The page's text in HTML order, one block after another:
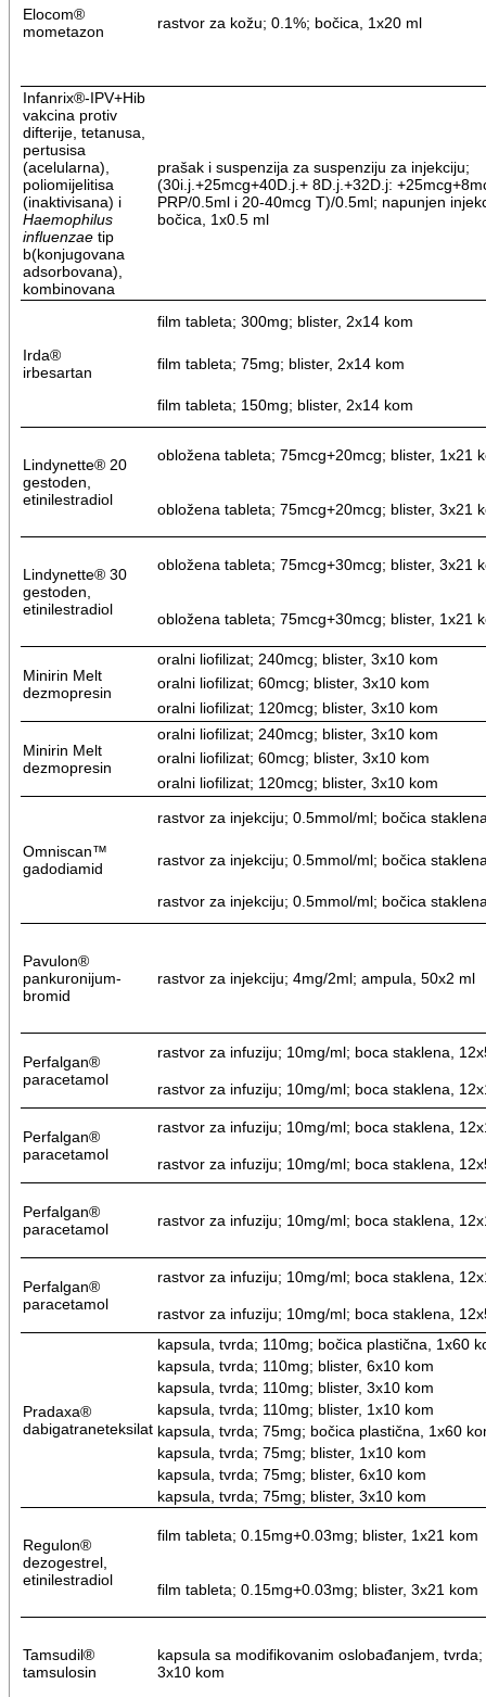
Elocom®
mometazon
rastvor za kožu; 0.1%; bočica, 1x20 ml
Infanrix®-IPV+Hib
vakcina protiv
difterije, tetanusa,
pertusisa
(acelularna),
poliomijelitisa
(inaktivisana) i
Haemophilus
influenzaetip
b(konjugovana
adsorbovana),
kombinovana
prašak i suspenzija za suspenziju za injekciju;
(30i.j.+25mcg+40D.j.+ 8D.j.+32D.j:
PRP/0.5ml i 20-40mcg T)/0.5ml; napunjen
bočica, 1x0.5 ml
Irda®
irbesartan
film tableta; 300mg; blister, 2x14 kom
film tableta; 75mg; blister, 2x14 kom
film tableta; 150mg; blister, 2x14 kom
Lindynette® 20
gestoden,
etinilestradiol
obložena tableta; 75mcg+20mcg; blister, 1x21
obložena tableta; 75mcg+20mcg; blister, 3x21
Lindynette® 30
gestoden,
etinilestradiol
obložena tableta; 75mcg+30mcg; blister, 3x21
obložena tableta; 75mcg+30mcg; blister, 1x21
Minirin Melt
dezmopresin
oralni liofilizat; 240mcg; blister, 3x10 kom
oralni liofilizat; 60mcg; blister, 3x10 kom
oralni liofilizat; 120mcg; blister, 3x10 kom
Minirin Melt
dezmopresin
oralni liofilizat; 240mcg; blister, 3x10 kom
oralni liofilizat; 60mcg; blister, 3x10 kom
oralni liofilizat; 120mcg; blister, 3x10 kom
Omniscan™
gadodiamid
rastvor za injekciju; 0.5mmol/ml; bočica
rastvor za injekciju; 0.5mmol/ml; bočica
rastvor za injekciju; 0.5mmol/ml; bočica
Pavulon®
pankuronijum-
bromid
rastvor za injekciju; 4mg/2ml; ampula, 50x2 ml
Perfalgan®
paracetamol
rastvor za infuziju; 10mg/ml; boca staklena,
rastvor za infuziju; 10mg/ml; boca staklena,
Perfalgan®
paracetamol
rastvor za infuziju; 10mg/ml; boca staklena,
rastvor za infuziju; 10mg/ml; boca staklena,
Perfalgan®
paracetamol
rastvor za infuziju; 10mg/ml; boca staklena,
Perfalgan®
paracetamol
rastvor za infuziju; 10mg/ml; boca staklena,
rastvor za infuziju; 10mg/ml; boca staklena,
Pradaxa®
dabigatraneteksilat
kapsula, tvrda; 110mg; bočica plastična, 1x60
kapsula, tvrda; 110mg; blister, 6x10 kom
kapsula, tvrda; 110mg; blister, 3x10 kom
kapsula, tvrda; 110mg; blister, 1x10 kom
kapsula, tvrda; 75mg; bočica plastična, 1x60
kapsula, tvrda; 75mg; blister, 1x10 kom
kapsula, tvrda; 75mg; blister, 6x10 kom
kapsula, tvrda; 75mg; blister, 3x10 kom
Regulon®
dezogestrel,
etinilestradiol
film tableta; 0.15mg+0.03mg; blister, 1x21 kom
film tableta; 0.15mg+0.03mg; blister, 3x21 kom
Tamsudil®
tamsulosin
kapsula sa modifikovanim oslobađanjem,
3x10 kom